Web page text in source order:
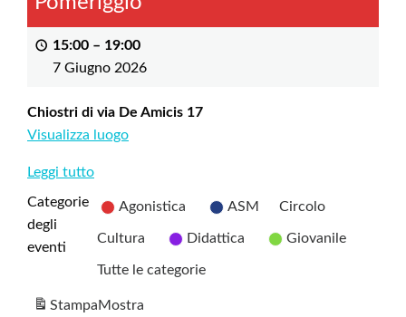
15:00 – 19:00
7 Giugno 2026
Chiostri di via De Amicis 17
Visualizza luogo
Leggi tutto
Categorie
degli
eventi
Agonistica ASM Circolo
Cultura Didattica Giovanile
Tutte le categorie
StampaMostra